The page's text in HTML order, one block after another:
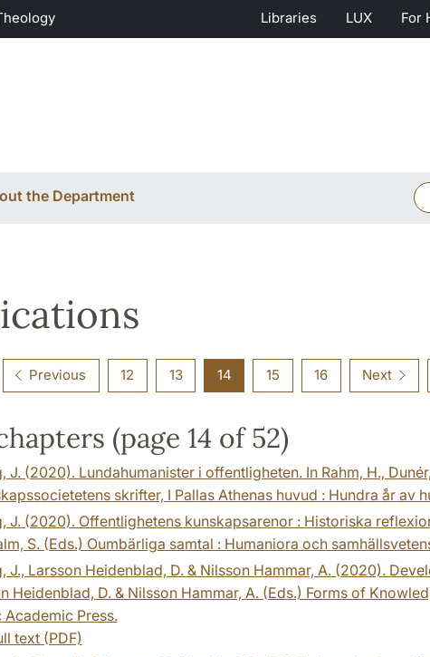
Libraries LUX For
the Department
Previous 12 13 14 15 16 Next
(page 14 of 52)
J. (2020). Lundahumanister i offentligheten. In Rahm, H.,
skrifter, I Pallas Athenas huvud : Hundra år av
J. (2020). Offentlighetens kunskapsarenor : Historiska
S. (Eds.) Oumbärliga samtal : Humaniora och
J., Larsson Heidenblad, D. & Nilsson Hammar, A. (2020).
Heidenblad, D. & Nilsson Hammar, A. (Eds.) Forms of
Academic Press.
text (PDF)